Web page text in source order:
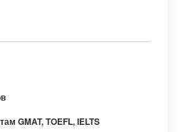
GMAT, TOEFL, IELTS